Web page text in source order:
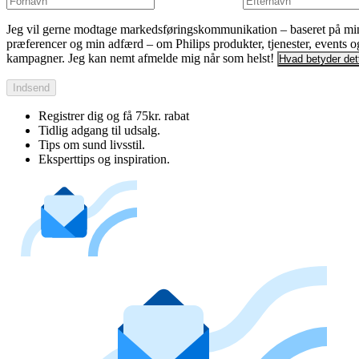
Jeg vil gerne modtage markedsføringskommunikation – baseret på
præferencer og min adfærd – om Philips produkter, tjenester, events
kampagner. Jeg kan nemt afmelde mig når som helst! Hvad betyder
Indsend
Registrer dig og få 75kr. rabat
Tidlig adgang til udsalg.
Tips om sund livsstil.
Eksperttips og inspiration.